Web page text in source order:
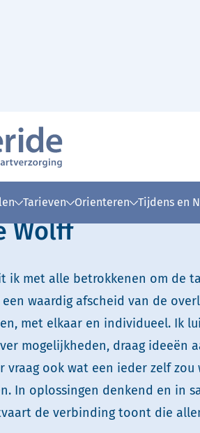
Tarieven Orienteren Tijdens en
Meride
>
Onze uitvaartverzorgers
Uitleg woorden Simpele
Wolff
ik met alle betrokkenen om de
waardig afscheid van de
met elkaar en individueel. Ik
mogelijkheden, draag ideeën
vraag ook wat een ieder zelf
In oplossingen denkend en in
de verbinding toont die